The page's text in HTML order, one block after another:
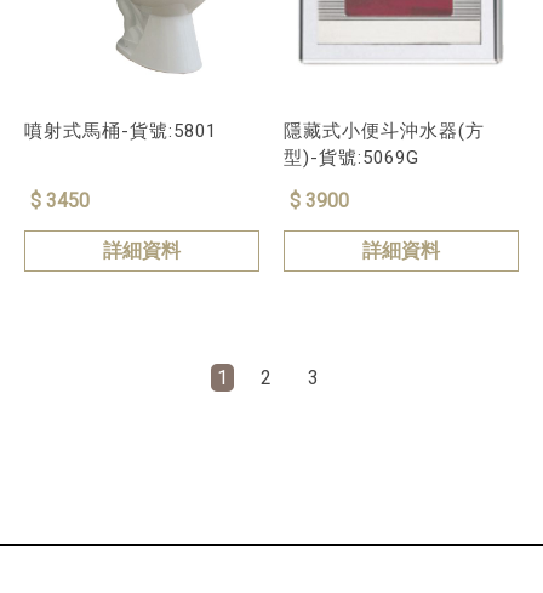
噴射式馬桶-貨號:5801
$ 3450
詳細資料
隱藏式小便斗沖水器(方
型)-貨號:5069G
$ 3900
詳細資料
1 2 3